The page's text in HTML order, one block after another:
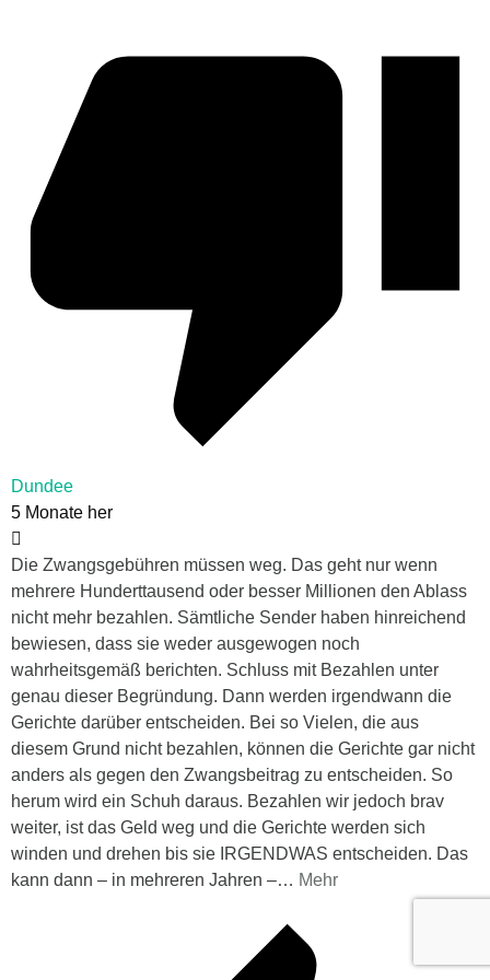
Dundee
5 Monate her
Die Zwangsgebühren müssen weg. Das geht nur wenn
mehrere Hunderttausend oder besser Millionen den Ablass
nicht mehr bezahlen. Sämtliche Sender haben hinreichend
bewiesen, dass sie weder ausgewogen noch
wahrheitsgemäß berichten. Schluss mit Bezahlen unter
genau dieser Begründung. Dann werden irgendwann die
Gerichte darüber entscheiden. Bei so Vielen, die aus
diesem Grund nicht bezahlen, können die Gerichte gar nicht
anders als gegen den Zwangsbeitrag zu entscheiden. So
herum wird ein Schuh daraus. Bezahlen wir jedoch brav
weiter, ist das Geld weg und die Gerichte werden sich
winden und drehen bis sie IRGENDWAS entscheiden. Das
kann dann – in mehreren Jahren –… Mehr